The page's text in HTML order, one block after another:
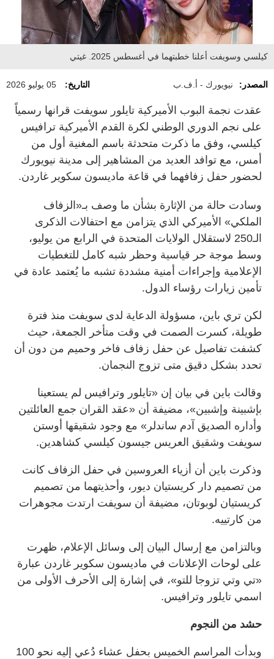
كيلسي وسويفت أعلنا خطبتهما في أغسطس 2025. غيتي
المصدر: نيويورك - أ.ف.ب التاريخ: 05 يوليو 2026
عقدت نجمة البوب الأميركية تايلور سويفت قرانها رسمياً
على نجم الدوري الوطني لكرة القدم الأميركية ترافيس
كيلسي، وفق ما ذكرت متحدثة باسم المغنية أول من
أمس، مع توافد العديد من المشاهير إلى مدينة نيويورك
لحضور حفل زفافهما في قاعة ماديسون سكوير غاردن.
وسادت حالة من الإثارة بشأن ما وصف بـ«الزفاف
الملكي» الأميركي الذي يتزامن مع احتفالات الذكرى
الـ250 لاستقلال الولايات المتحدة في الرابع من يوليو،
وسط موجة حر قياسية وحظر شبه كامل للتغطيات
الإعلامية وإجراءات أمنية مشددة تشبه ما يُعتمد عادة في
تأمين زيارات رؤساء الدول.
لكن تري باين، مسؤولة الدعاية لدى سويفت منذ فترة
طويلة، كسرت الصمت في وقت متأخر الجمعة، حيث
كشفت تفاصيل عن حفل زفاف فاخر وحميم من دون أن
تحدد بشكل دقيق متى تزوج النجمان.
وقالت باين في بيان إن «تايلور وترافيس لم يستعينا
بإشبينة وإشبين»، مضيفة أن «عقد القران جمع العائلتين
وأداره الصديق آدم ساندلر» مع وجود شقيقها أوستن
سويفت وشقيق العريس جيسون كيلسي كشاهدين.
وذكرت باين أن أزياء العروسين في حفل الزفاف كانت
من تصميم دار كريستيان ديور، وأحذيتهما من تصميم
كريستيان لوبوتان، مضيفة أن سويفت ارتدت مجوهرات
من كارتييه.
وبالتزامن مع إرسال البيان إلى وسائل الإعلام، ظهرت
على لوحات الإعلانات في ماديسون سكوير غاردن عبارة
«تي وتي تزوجا للتو»، في إشارة إلى الأحرف الأولى من
اسمي تايلور وترافيس.
حشد من النجوم
وبدأت المراسم الخميس بحفل عشاء دُعي إليه نحو 100